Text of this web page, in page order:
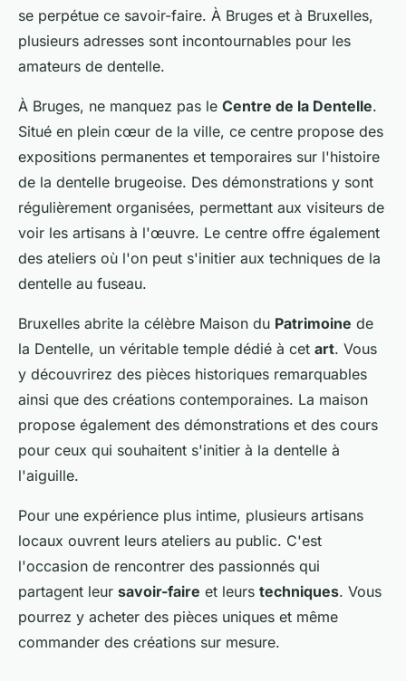
se perpétue ce savoir-faire. À Bruges et à Bruxelles,
plusieurs adresses sont incontournables pour les
amateurs de dentelle.
À Bruges, ne manquez pas le Centre de la Dentelle.
Situé en plein cœur de la ville, ce centre propose des
expositions permanentes et temporaires sur l'histoire
de la dentelle brugeoise. Des démonstrations y sont
régulièrement organisées, permettant aux visiteurs de
voir les artisans à l'œuvre. Le centre offre également
des ateliers où l'on peut s'initier aux techniques de la
dentelle au fuseau.
Bruxelles abrite la célèbre Maison du Patrimoine de
la Dentelle, un véritable temple dédié à cet art. Vous
y découvrirez des pièces historiques remarquables
ainsi que des créations contemporaines. La maison
propose également des démonstrations et des cours
pour ceux qui souhaitent s'initier à la dentelle à
l'aiguille.
Pour une expérience plus intime, plusieurs artisans
locaux ouvrent leurs ateliers au public. C'est
l'occasion de rencontrer des passionnés qui
partagent leur savoir-faire et leurs techniques. Vous
pourrez y acheter des pièces uniques et même
commander des créations sur mesure.